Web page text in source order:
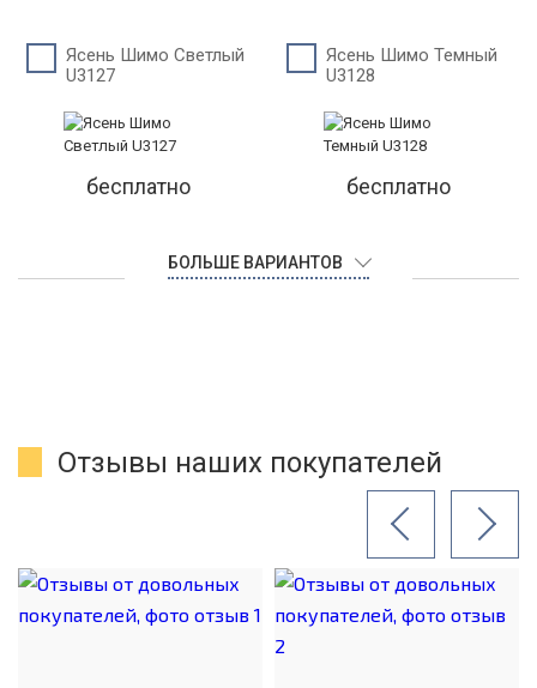
Ясень Шимо Светлый
U3127
бесплатно
Ясень Шимо Темный
U3128
бесплатно
БОЛЬШЕ ВАРИАНТОВ
Отзывы наших покупателей